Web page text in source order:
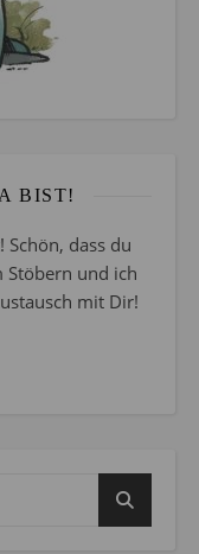
BIST!
dass du
Stöbern und ich
mit Dir!